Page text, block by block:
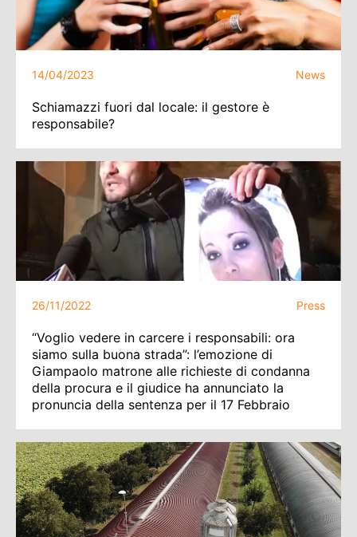
14/04/2023 News
Schiamazzi fuori dal locale: il gestore è
responsabile?
26/11/2022 Press
“Voglio vedere in carcere i responsabili: ora
siamo sulla buona strada”: l’emozione di
Giampaolo matrone alle richieste di condanna
della procura e il giudice ha annunciato la
pronuncia della sentenza per il 17 Febbraio